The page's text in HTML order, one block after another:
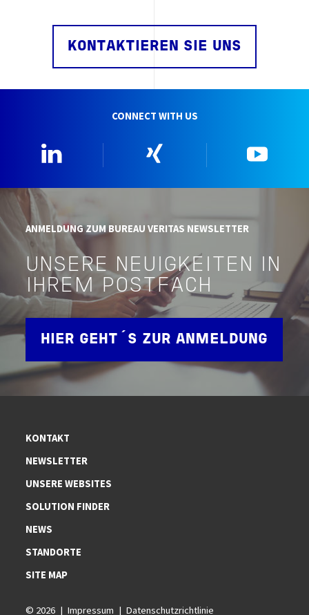
KONTAKTIEREN SIE UNS
CONNECT WITH US
ANMELDUNG ZUM BUREAU VERITAS NEWSLETTER
UNSERE NEUIGKEITEN IN
IHREM POSTFACH
HIER GEHT´S ZUR ANMELDUNG
KONTAKT
NEWSLETTER
UNSERE WEBSITES
SOLUTION FINDER
NEWS
STANDORTE
SITE MAP
© 2026 Impressum Datenschutzrichtlinie